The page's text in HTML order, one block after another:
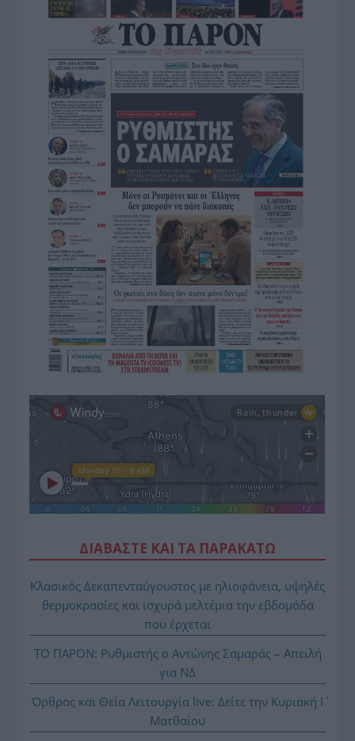
ΔΙΑΒΑΣΤΕ ΚΑΙ ΤΑ ΠΑΡΑΚΑΤΩ
Κλασικός Δεκαπενταύγουστος με ηλιοφάνεια, υψηλές
θερμοκρασίες και ισχυρά μελτέμια την εβδομάδα
που έρχεται
ΤΟ ΠΑΡΟΝ: Ρυθμιστής ο Αντώνης Σαμαράς – Απειλή
για ΝΔ
Όρθρος και Θεία Λειτουργία live: Δείτε την Κυριακή Ι΄
Ματθαίου